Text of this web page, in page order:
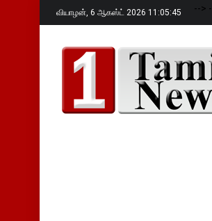
வியாழன், 6 ஆகஸ்ட் 2026 11:05:46 -->